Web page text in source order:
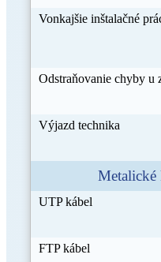
Vonkajšie inštalačné
Odstraňovanie chyby u
Výjazd technika
Metalické
UTP kábel
FTP kábel